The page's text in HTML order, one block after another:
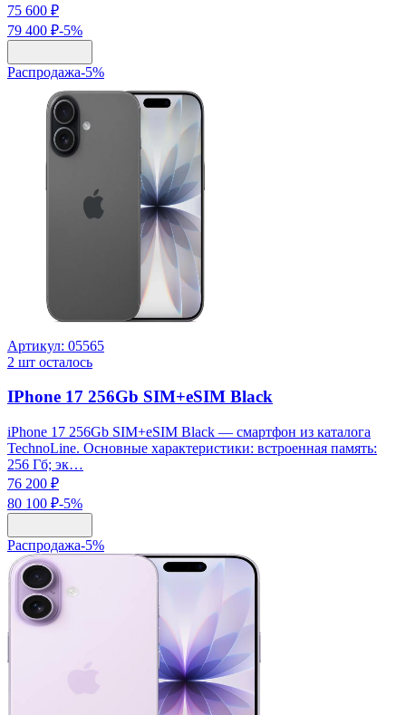
75 600 ₽
79 400 ₽-5%
Распродажа-5%
Артикул: 05565
2 шт осталось
IPhone 17 256Gb SIM+eSIM Black
iPhone 17 256Gb SIM+eSIM Black — смартфон из каталога
TechnoLine. Основные характеристики: встроенная память:
256 Гб; эк…
76 200 ₽
80 100 ₽-5%
Распродажа-5%